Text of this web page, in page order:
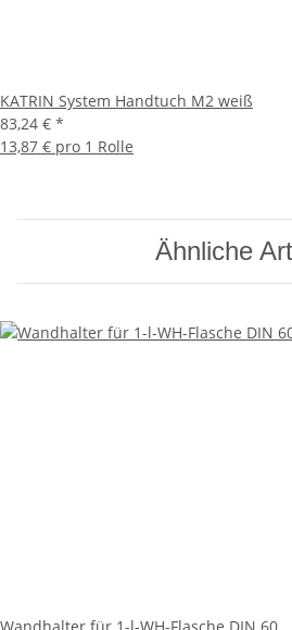
KATRIN System Handtuch M2 weiß
83,24 € *
13,87 € pro 1 Rolle
Ähnliche